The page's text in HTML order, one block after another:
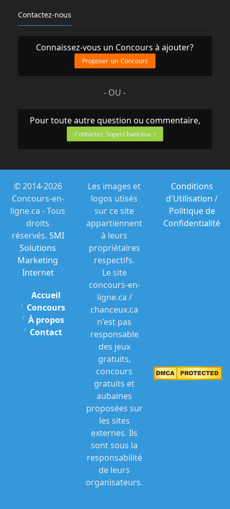
Contactez-nous
Connaissez-vous un Concours à ajouter?
Proposer un Concours
- OU -
Pour toute autre question ou commentaire,
Contactez SuperChanceux !
© 2014-2026
Concours-en-
ligne.ca - Tous
droits
réservés. SMI
Solutions
Marketing
Internet
Accueil
Concours
À propos
Contact
Les images et
logos utisés
sur ce site
appartiennent
à leurs
propriétaires
respectifs.
Le site
concours-en-
ligne.ca /
chanceux.ca
n'est pas
responsable
des jeux
gratuits,
concours
gratuits et
aubaines
proposées sur
les sites
externes. Ils
sont sous la
responsabilité
de leurs
organisateurs.
Conditions
d'Utilisation /
Politique de
Confidentialité